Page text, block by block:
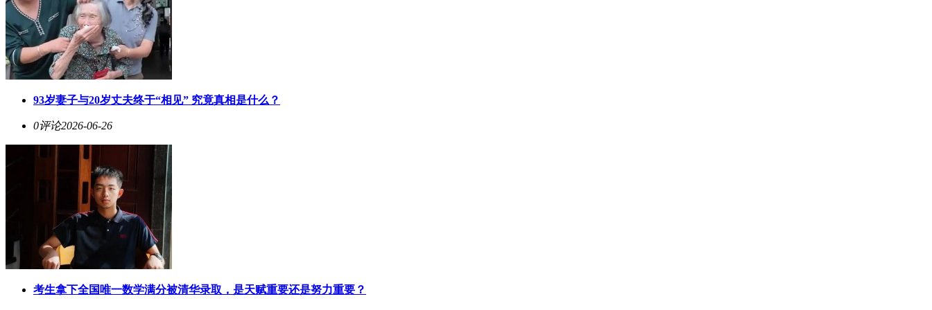
93岁妻子与20岁丈夫终于“相见” 究竟真相是什么？
0评论2026-06-26
考生拿下全国唯一数学满分被清华录取，是天赋重要还是努力重要？